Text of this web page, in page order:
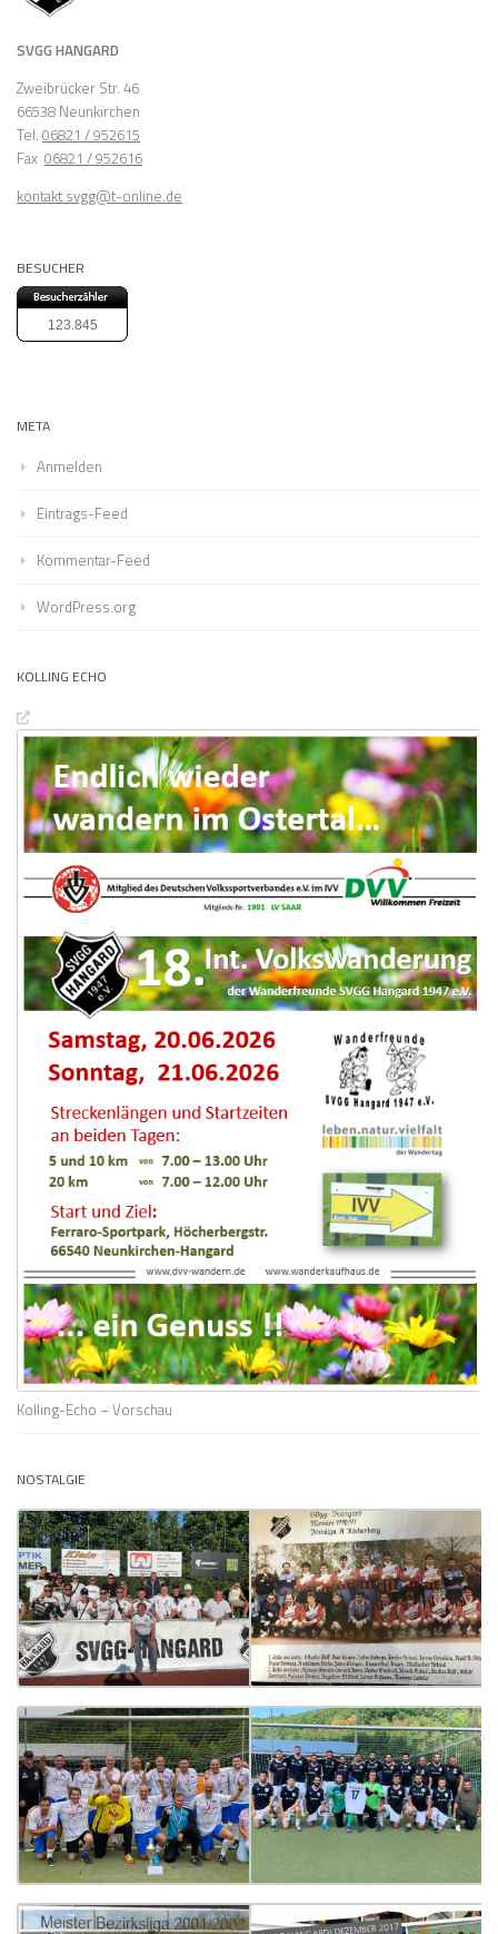
SVGG HANGARD
Zweibrücker Str. 46
66538 Neunkirchen
Tel. 06821 / 952615
Fax 06821 / 952616
kontakt.svgg@t-online.de
BESUCHER
123.845
META
Anmelden
Eintrags-Feed
Kommentar-Feed
WordPress.org
KOLLING ECHO
Kolling-Echo – Vorschau
NOSTALGIE